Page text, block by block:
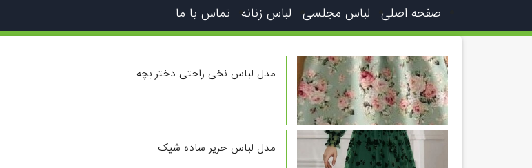
صفحه اصلی لباس مجلسی لباس زنانه تماس با ما
مدل لباس نخی راحتی دختر بچه
مدل لباس حریر ساده شیک